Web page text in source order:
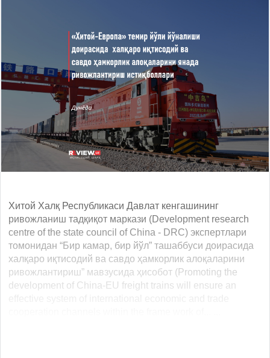
Хитой Халқ Республикаси Давлат кенгашининг
ривожланиш тадқиқот маркази (Development research
centre of the state council of China - DRC) экспертлари
томонидан “Бир камар, бир йўл” ташаббуси доирасида
халқаро иқтисодий ва савдо ҳамкорлик алоқаларини
ривожлантириш” мавзусида ҳисобот (Promoting the
development of China-EU freight trains will ensure an